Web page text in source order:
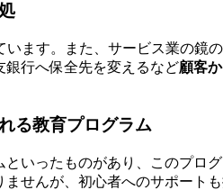
ます。また、サービス業の鏡
銀行へ保全先を変えるなど顧客
る教育プログラム
といったものがあり、このプロ
せんが、初心者へのサポート